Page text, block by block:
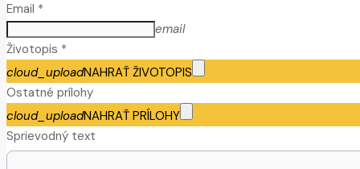
Email *
email
Životopis *
cloud_uploadNAHRAŤ ŽIVOTOPIS
Ostatné prílohy
cloud_uploadNAHRAŤ PRÍLOHY
Sprievodný text